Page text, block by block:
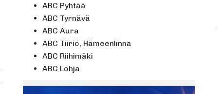
ABC Pyhtää
ABC Tyrnävä
ABC Aura
ABC Tiiriö, Hämeenlinna
ABC Riihimäki
ABC Lohja